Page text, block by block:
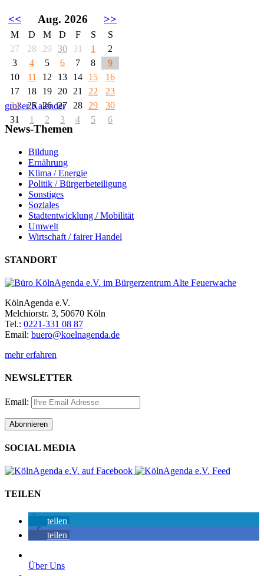
<< Aug. 2026 >>
M D M D F S
S
27
28 29 30 31 1
2
3
4 5 6 7 8
9
10
11 12 13 14 15
16
17
18 19 20 21 22
23
24
25 26 27 28 29
30
31
1 2 3 4 5 6
großer Kalender
News-Themen
Bildung
Ernährung
Klima / Energie
Politik / Bürgerbeteiligung
Sonstiges
Soziales
Stadtentwicklung / Mobilität
Umwelt
Wirtschaft / fairer Handel
STANDORT
KölnAgenda e.V.
Melchiorstr. 3, 50670 Köln
Tel.: 0221-331 08 87
Email: buero@koelnagenda.de
mehr erfahren
NEWSLETTER
Email:
SOCIAL MEDIA
TEILEN
teilen
teilen
Über Uns